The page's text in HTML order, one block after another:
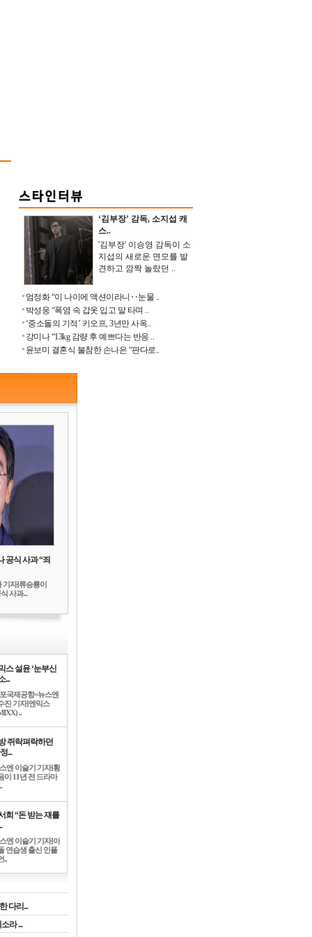
‘김부장’ 감독, 소지섭 캐
스..
'김부장' 이승영 감독이 소
지섭의 새로운 면모를 발
견하고 깜짝 놀랐던 ..
엄정화 “이 나이에 액션이라니‥눈물 ..
박성웅 “폭염 속 갑옷 입고 말 타며 ..
‘중소돌의 기적’ 키오프, 3년만 사옥..
강미나 “13kg 감량 후 예쁘다는 반응 ..
윤보미 결혼식 불참한 손나은 “판다로..
공식 사과 “죄
기자]류승룡이
사과...
스 설윤 ‘눈부신
...
국제공항=뉴스엔
진 기자]엔믹스
..
쥐락펴락하던
...
엔 이슬기 기자]황
이 11년 전 드라마
희 “돈 받는 쟤를
엔 이슬기 기자]아
연습생 출신 인플
..
다리...
라 ...